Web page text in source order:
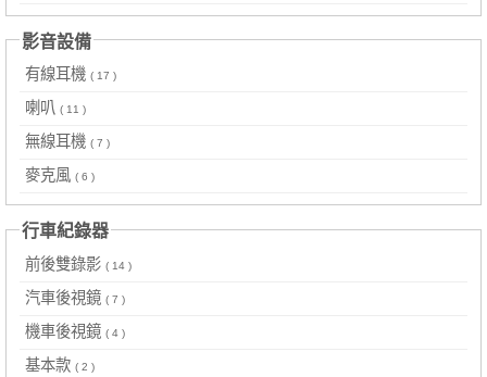
影音設備
有線耳機 ( 17 )
喇叭 ( 11 )
無線耳機 ( 7 )
麥克風 ( 6 )
行車紀錄器
前後雙錄影 ( 14 )
汽車後視鏡 ( 7 )
機車後視鏡 ( 4 )
基本款 ( 2 )